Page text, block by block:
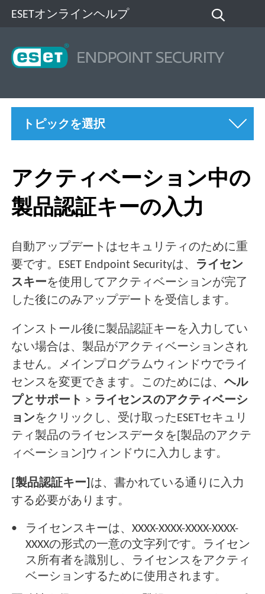
ESETオンラインヘルプ
トピックを選択
アクティベーション中の
製品認証キーの入力
自動アップデートはセキュリティのために重
要です。ESET Endpoint Securityは、 ライセン
スキーを使用してアクティベーションが完了
した後にのみアップデートを受信します。
インストール後に製品認証キーを入力してい
ない場合は、製品がアクティベーションされ
ません。メインプログラムウィンドウでライ
センスを変更できます。このためには、ヘル
プとサポート > ライセンスのアクティベーシ
ョンをクリックし、受け取ったESETセキュリ
ティ製品のライセンスデータを[製品のアクテ
ィベーション]ウィンドウに入力します。
[製品認証キー] は、書かれている通りに入力
する必要があります。
ライセンスキーは、XXXX-XXXX-XXXX-XXXX-
XXXXの形式の一意の文字列です。ライセン
ス所有者を識別し、ライセンスをアクティ
ベーションするために使用されます。